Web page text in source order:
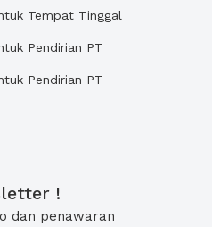
Tempat Tinggal
Pendirian PT
Pendirian PT
!
dan penawaran